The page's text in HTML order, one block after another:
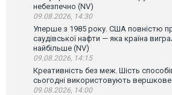
небезпечно (NV)
09.08.2026, 14:30
Уперше з 1985 року. США повністю
саудівської нафти — яка країна
найбільше (NV)
09.08.2026, 14:15
Креативність без меж. Шість
сьогодні використовують
09.08.2026, 14:00